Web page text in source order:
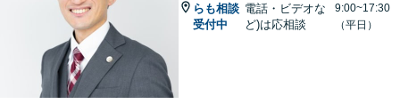
らも相談
受付中
電話・ビデオな
ど)は応相談
9:00~17:30
（平日）